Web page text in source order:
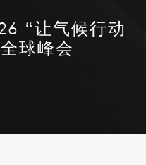
“让气候行动
球峰会